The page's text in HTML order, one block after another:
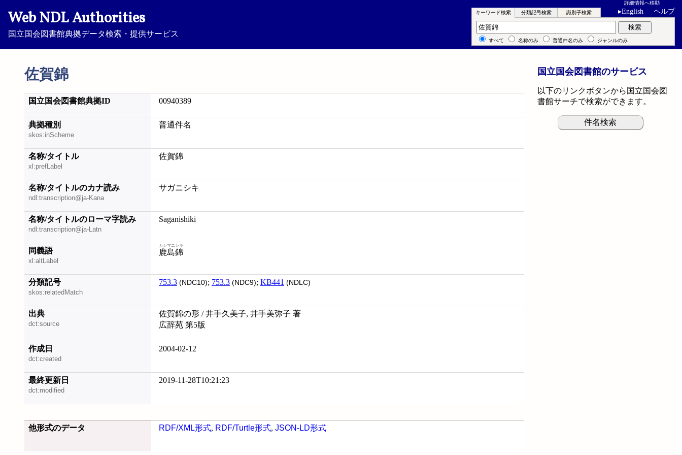
Web NDL Authorities
国立国会図書館典拠データ検索・提供サービス
詳細情報へ移動
▸English ヘルプ
佐賀錦
キーワード検索 分類記号検索 識別子検索
キーワード検索 検索
すべて 名称のみ 普通件名のみ ジャンルのみ
国立国会図書館典拠ID 00940389
典拠種別
skos:inScheme
普通件名
名称/タイトル
xl:prefLabel
佐賀錦
名称/タイトルのカナ読み
ndl:transcription@ja-Kana
サガニシキ
名称/タイトルのローマ字読み
ndl:transcription@ja-Latn
Saganishiki
同義語
xl:altLabel
鹿島錦
カシマニシキ
分類記号
skos:relatedMatch
753.3 (NDC10); 753.3 (NDC9); KB441 (NDLC)
出典
dct:source
佐賀錦の形 / 井手久美子, 井手美弥子 著
広辞苑 第5版
作成日
dct:created
2004-02-12
最終更新日
dct:modified
2019-11-28T10:21:23
他形式のデータ RDF/XML形式, RDF/Turtle形式, JSON-LD形式
国立国会図書館のサービス
以下のリンクボタンから国立国会図
書館サーチで検索ができます。
件名検索